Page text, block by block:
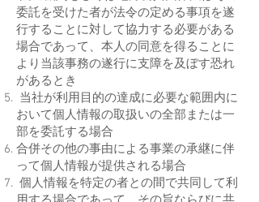
委託を受けた者が法令の定める事項を遂
行することに対して協力する必要がある
場合であって、本人の同意を得ることに
より当該事務の遂行に支障を及ぼす恐れ
があるとき
当社が利用目的の達成に必要な範囲内に
おいて個人情報の取扱いの全部または一
部を委託する場合
合併その他の事由による事業の承継に伴
って個人情報が提供される場合
個人情報を特定の者との間で共同して利